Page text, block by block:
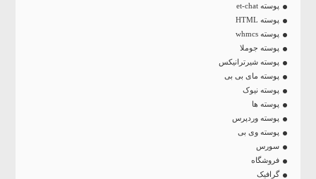
پوسته et-chat
پوسته HTML
پوسته whmcs
پوسته جوملا
پوسته شیرترانیکس
پوسته مای بی بی
پوسته نیوک
پوسته ها
پوسته وردپرس
پوسته وی بی
سورس
فروشگاه
گرافیک